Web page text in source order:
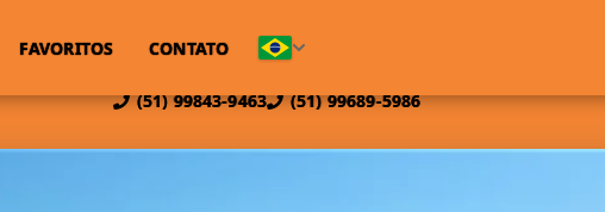
(51) 99843-9463 (51) 99689-5986
FAVORITOS CONTATO